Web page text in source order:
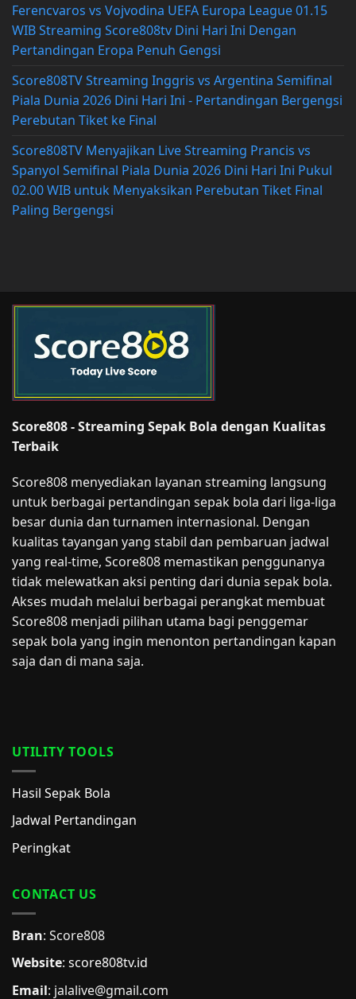
Ferencvaros vs Vojvodina UEFA Europa League 01.15
WIB Streaming Score808tv Dini Hari Ini Dengan
Pertandingan Eropa Penuh Gengsi
Score808TV Streaming Inggris vs Argentina Semifinal
Piala Dunia 2026 Dini Hari Ini - Pertandingan Bergengsi
Perebutan Tiket ke Final
Score808TV Menyajikan Live Streaming Prancis vs
Spanyol Semifinal Piala Dunia 2026 Dini Hari Ini Pukul
02.00 WIB untuk Menyaksikan Perebutan Tiket Final
Paling Bergengsi
Score808 - Streaming Sepak Bola dengan Kualitas
Terbaik
Score808 menyediakan layanan streaming langsung
untuk berbagai pertandingan sepak bola dari liga-liga
besar dunia dan turnamen internasional. Dengan
kualitas tayangan yang stabil dan pembaruan jadwal
yang real-time, Score808 memastikan penggunanya
tidak melewatkan aksi penting dari dunia sepak bola.
Akses mudah melalui berbagai perangkat membuat
Score808 menjadi pilihan utama bagi penggemar
sepak bola yang ingin menonton pertandingan kapan
saja dan di mana saja.
UTILITY TOOLS
Hasil Sepak Bola
Jadwal Pertandingan
Peringkat
CONTACT US
Bran: Score808
Website: score808tv.id
Email: jalalive@gmail.com